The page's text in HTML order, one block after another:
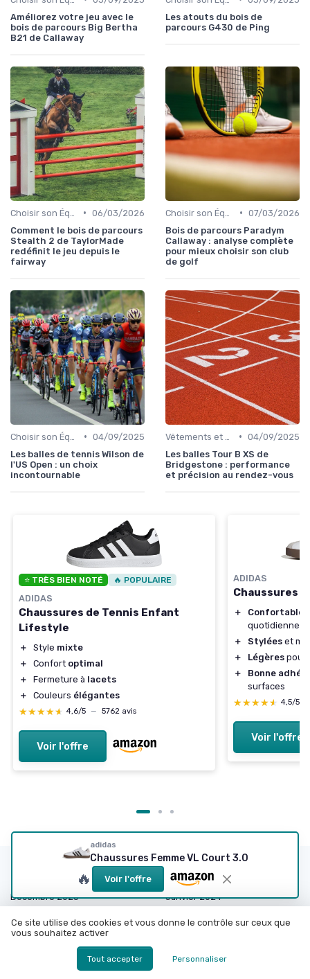
Améliorez votre jeu avec le
bois de parcours Big Bertha
B21 de Callaway
Les atouts du bois de
parcours G430 de Ping
• 06/03/2026
Comment le bois de parcours
Stealth 2 de TaylorMade
redéfinit le jeu depuis le
fairway
• 07/03/2026
Bois de parcours Paradym
Callaway : analyse complète
pour mieux choisir son club
de golf
• 04/09/2025
Les balles de tennis Wilson de
l'US Open : un choix
incontournable
• 04/09/2025
Les balles Tour B XS de
Bridgestone : performance
et précision au rendez-vous
⭐ TRÈS BIEN NOTÉ 🔥 POPULAIRE
ADIDAS
Chaussures de Tennis Enfant
Lifestyle
＋ Style mixte
＋
Confort optimal
＋
Fermeture à lacets
＋
Couleurs élégantes
★★★★★
★★★★★ 4,6/5 — 5762 avis
Voir l'offre
ADIDAS
Chaussures
＋ Confortables
quotidienne
＋
Stylées et
＋
Légères pour
＋
Bonne
surfaces
★★★★★
★★★★★ 4,5/5
Voir l'offre
adidas
Chaussures Femme VL Court 3.0
🔥 Voir l'offre
Les articles par date
Décembre 2023
Janvier 2024
Septembre 2024
Ce site utilise des cookies et vous donne le contrôle sur ceux que
vous souhaitez activer
Tout accepter Personnaliser